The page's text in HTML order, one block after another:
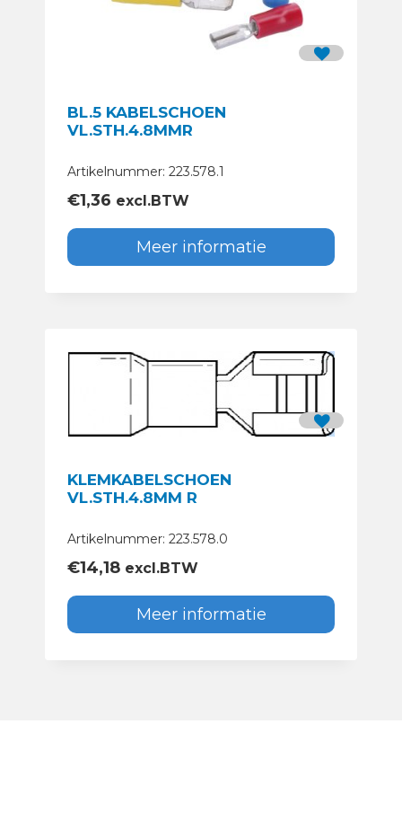
BL.5 KABELSCHOEN
VL.STH.4.8MMR
Artikelnummer: 223.578.1
€1,36 excl.BTW
Meer informatie
KLEMKABELSCHOEN
VL.STH.4.8MM R
Artikelnummer: 223.578.0
€14,18 excl.BTW
Meer informatie